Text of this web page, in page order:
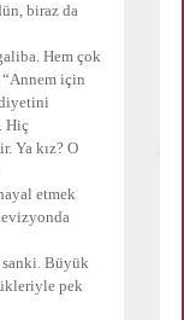
biraz da
Hem çok
için
Hiç
Ya kız? O
etmek
sanki. Büyük
pek